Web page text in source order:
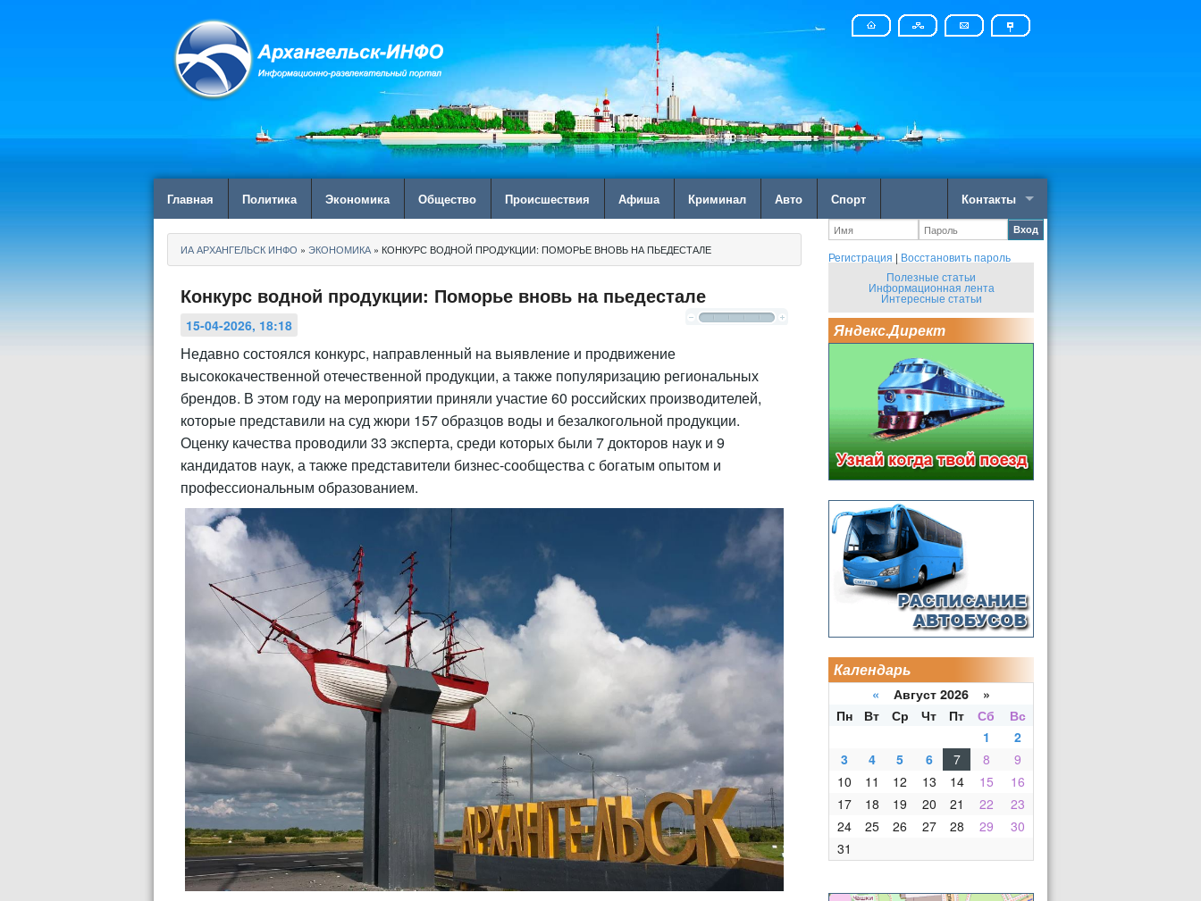
Главная Политика Экономика Общество Происшествия Афиша Криминал Авто Спорт Контакты
ИА АРХАНГЕЛЬСК ИНФО » ЭКОНОМИКА » КОНКУРС ВОДНОЙ ПРОДУКЦИИ: ПОМОРЬЕ ВНОВЬ НА ПЬЕДЕСТАЛЕ
Конкурс водной продукции: Поморье вновь на пьедестале
15-04-2026, 18:18
Недавно состоялся конкурс, направленный на выявление и продвижение
высококачественной отечественной продукции, а также популяризацию региональных
брендов. В этом году на мероприятии приняли участие 60 российских производителей,
которые представили на суд жюри 157 образцов воды и безалкогольной продукции.
Оценку качества проводили 33 эксперта, среди которых были 7 докторов наук и 9
кандидатов наук, а также представители бизнес-сообщества с богатым опытом и
профессиональным образованием.
Вход
Регистрация | Восстановить пароль
Полезные статьи
Информационная лента
Интересные статьи
Яндекс.Директ
Календарь
« Август 2026 »
Пн
Вт Ср Чт Пт Сб
Вс
1
2
3
4 5 6 7 8
9
10
11 12 13 14 15
16
17
18 19 20 21 22
23
24
25 26 27 28 29
30
31